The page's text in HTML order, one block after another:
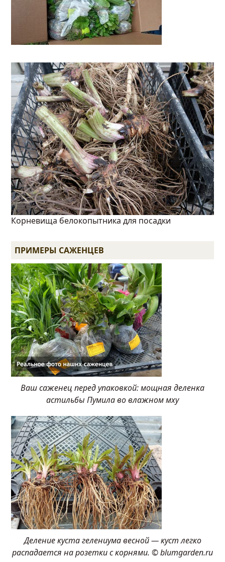
Корневища белокопытника для посадки
ПРИМЕРЫ САЖЕНЦЕВ
Ваш саженец перед упаковкой: мощная деленка
астильбы Пумила во влажном мху
Деление куста гелениума весной — куст легко
распадается на розетки с корнями. © blumgarden.ru